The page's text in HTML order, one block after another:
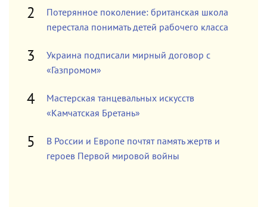
Потерянное поколение: британская школа
перестала понимать детей рабочего класса
Украина подписали мирный договор с
«Газпромом»
Мастерская танцевальных искусств
«Камчатская Бретань»
В России и Европе почтят память жертв и
героев Первой мировой войны